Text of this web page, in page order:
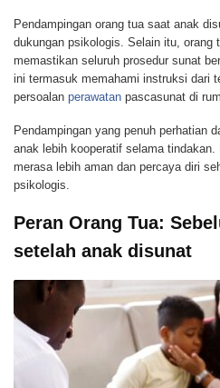
Pendampingan orang tua saat anak
dukungan psikologis. Selain itu, orang
memastikan seluruh prosedur sunat
ini termasuk memahami instruksi dari
persoalan perawatan pascasunat di
Pendampingan yang penuh perhatian
anak lebih kooperatif selama
merasa lebih aman dan percaya diri
psikologis.
Peran Orang Tua:
setelah anak disunat